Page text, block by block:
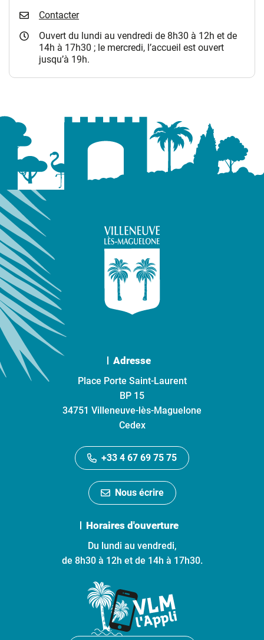
Contacter
Ouvert du lundi au vendredi de 8h30 à 12h et de
14h à 17h30 ; le mercredi, l’accueil est ouvert
jusqu’à 19h.
Adresse
Place Porte Saint-Laurent
BP 15
34751 Villeneuve-lès-Maguelone
Cedex
+33 4 67 69 75 75
Nous écrire
Horaires d'ouverture
Du lundi au vendredi,
de 8h30 à 12h et de 14h à 17h30.